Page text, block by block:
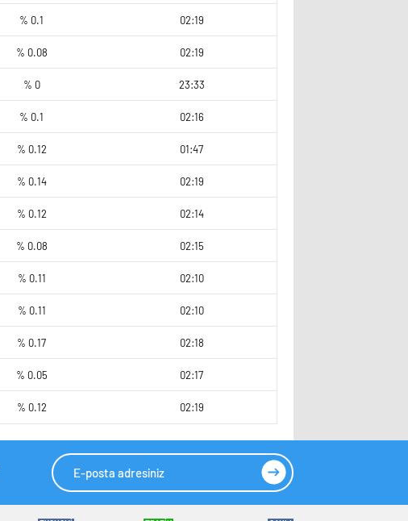
% 0.1 02:19
% 0.08 02:19
% 0 23:33
% 0.1 02:16
% 0.12 01:47
% 0.14 02:19
% 0.12 02:14
% 0.08 02:15
% 0.11 02:10
% 0.11 02:10
% 0.17 02:18
% 0.05 02:17
% 0.12 02:19